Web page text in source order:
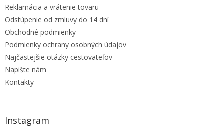
Reklamácia a vrátenie tovaru
Odstúpenie od zmluvy do 14 dní
Obchodné podmienky
Podmienky ochrany osobných údajov
Najčastejšie otázky cestovateľov
Napište nám
Kontakty
Instagram